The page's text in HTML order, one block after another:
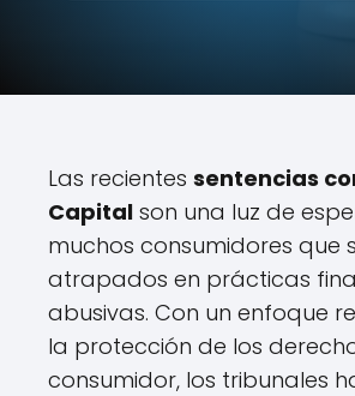
Las recientes sentencias
Capital son una luz de
muchos consumidores que
atrapados en prácticas
abusivas. Con un enfoque
la protección de los
consumidor, los tribunales